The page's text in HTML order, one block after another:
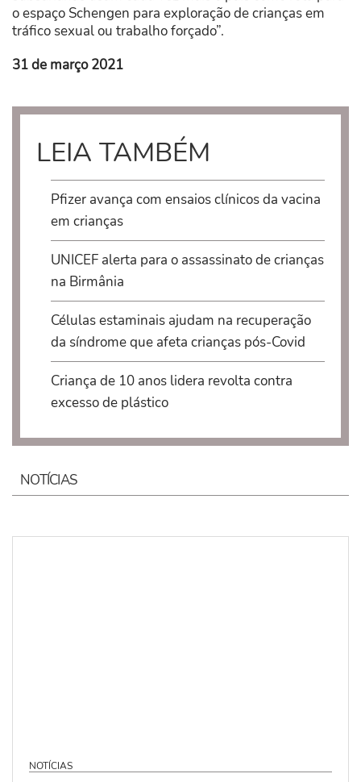
o espaço Schengen para exploração de crianças em
tráfico sexual ou trabalho forçado”.
31 de março 2021
LEIA TAMBÉM
Pfizer avança com ensaios clínicos da vacina
em crianças
UNICEF alerta para o assassinato de crianças
na Birmânia
Células estaminais ajudam na recuperação
da síndrome que afeta crianças pós-Covid
Criança de 10 anos lidera revolta contra
excesso de plástico
NOTÍCIAS
NOTÍCIAS